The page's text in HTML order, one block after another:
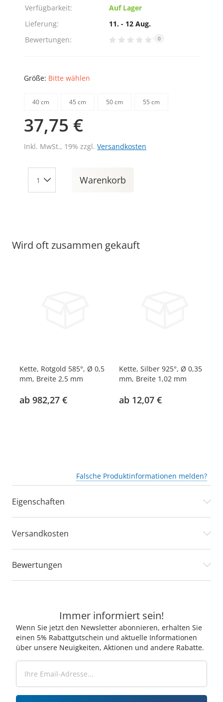
Verfügbarkeit:
Auf Lager
Lieferung:
11. - 12 Aug.
Bewertungen:
0
Größe: Bitte wählen
40 cm 45 cm 50 cm 55 cm
37,75 €
Inkl. MwSt., 19% zzgl. Versandkosten
Warenkorb
Wird oft zusammen gekauft
Kette, Rotgold 585°, Ø 0,5
mm, Breite 2,5 mm
ab 982,27 €
Kette, Silber 925°, Ø 0,35
mm, Breite 1,02 mm
ab 12,07 €
Falsche Produktinformationen melden?
Eigenschaften
Versandkosten
Bewertungen
Immer informiert sein!
Wenn Sie jetzt den Newsletter abonnieren, erhalten Sie
einen 5% Rabattgutschein und aktuelle Informationen
über unsere Neuigkeiten, Aktionen und andere Rabatte.